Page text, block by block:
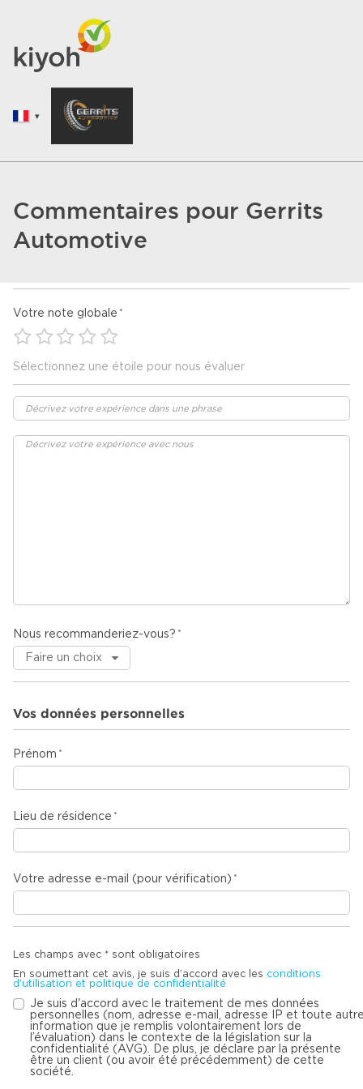
Commentaires pour Gerrits
Automotive
Votre note globale
Sélectionnez une étoile pour nous évaluer
Nous recommanderiez-vous?
Vos données personnelles
Prénom
Lieu de résidence
Votre adresse e-mail (pour vérification)
Les champs avec * sont obligatoires
En soumettant cet avis, je suis d’accord avec les conditions
d'utilisation et politique de confidentialité
Je suis d'accord avec le traitement de mes données
personnelles (nom, adresse e-mail, adresse IP et toute
information que je remplis volontairement lors de
l’évaluation) dans le contexte de la législation sur la
confidentialité (AVG). De plus, je déclare par la présente
être un client (ou avoir été précédemment) de cette
société.